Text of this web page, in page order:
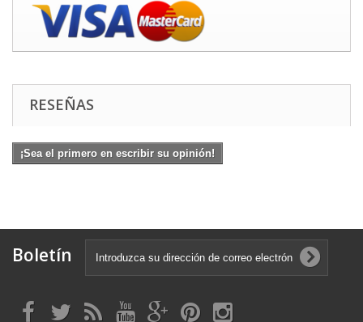
RESEÑAS
¡Sea el primero en escribir su opinión!
Boletín